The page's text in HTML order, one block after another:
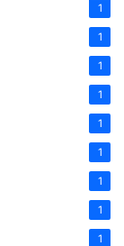
1
1
1
1
1
1
1
1
1